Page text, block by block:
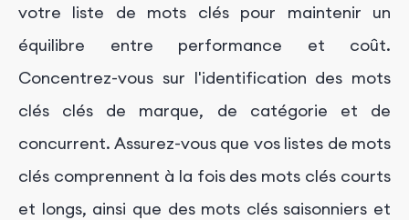
votre liste de mots clés pour maintenir un
équilibre entre performance et coût.
Concentrez-vous sur l'identification des mots
clés clés de marque, de catégorie et de
concurrent. Assurez-vous que vos listes de mots
clés comprennent à la fois des mots clés courts
et longs, ainsi que des mots clés saisonniers et